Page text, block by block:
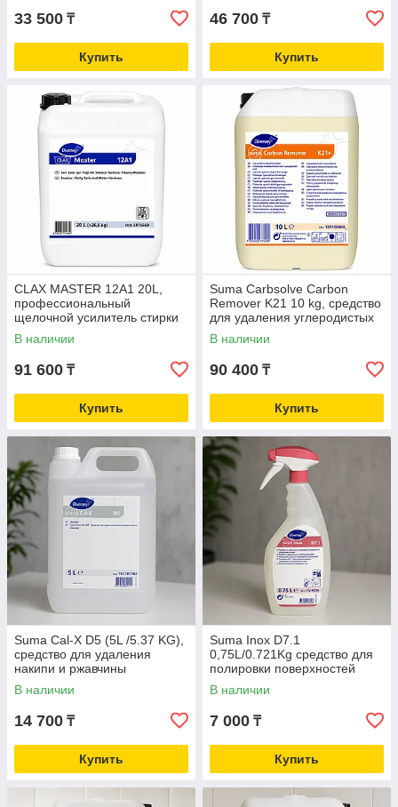
33 500 ₸
Купить
46 700 ₸
Купить
CLAX MASTER 12A1 20L,
профессиональный
щелочной усилитель стирки
для удаления сложных
жировых и белковых
В наличии
91 600 ₸
Купить
Suma Carbsolve Carbon
Remover K21 10 kg, средство
для удаления углеродистых
загрязнений
В наличии
90 400 ₸
Купить
Suma Cal-X D5 (5L /5.37 KG),
средство для удаления
накипи и ржавчины
В наличии
14 700 ₸
Купить
Suma Inox D7.1
0,75L/0.721Kg средство для
полировки поверхностей
В наличии
7 000 ₸
Купить